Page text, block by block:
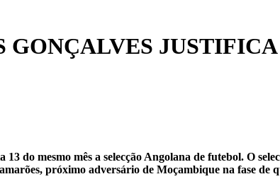
do mesmo mês a selecção Angolana de futebol. O
próximo adversário de Moçambique na fase de